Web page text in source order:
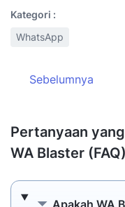
meningkatkan
SegeraHubungi
Gratis!
WhatsApp
Sebelumnya